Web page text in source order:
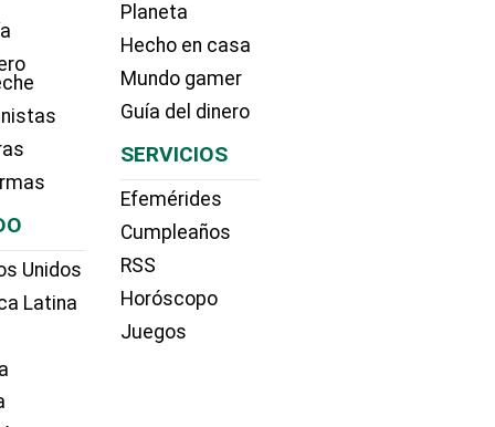
Unidos
Latina
Planeta
Hecho en casa
Mundo gamer
Guía del dinero
SERVICIOS
Efemérides
Cumpleaños
RSS
Horóscopo
Juegos